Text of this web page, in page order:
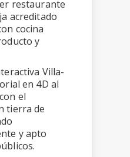
restaurante
acreditado
cocina
y
Villa-
en 4D al
el
tierra de
y apto